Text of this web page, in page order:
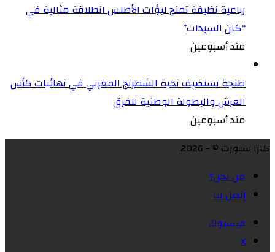
رباعية نظيفة تمنح لبؤات الأطلس انطلاقة مثالية في
“كان السيدات”
مند أسبوعين
طنجة تستضيف نخبة الشطرنج المغربي في نهائيات كأس
العرش والبطولة الوطنية للفرق
مند أسبوعين
كازا سبورت © - 2026
من نحن؟
إتصل بنا
فيسبوك
X